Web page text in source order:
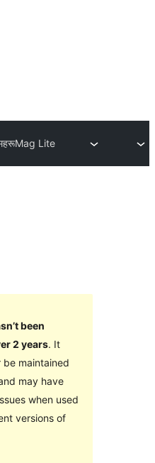
Mag Lite
been
2 years. It
be maintained
may have
when used
versions of